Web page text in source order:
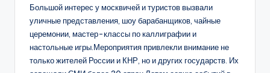
Большой интерес у москвичей и туристов вызвали
уличные представления, шоу барабанщиков, чайные
церемонии, мастер-классы по каллиграфии и
настольные игры.Мероприятия привлекли внимание не
только жителей России и КНР, но и других государств. Их